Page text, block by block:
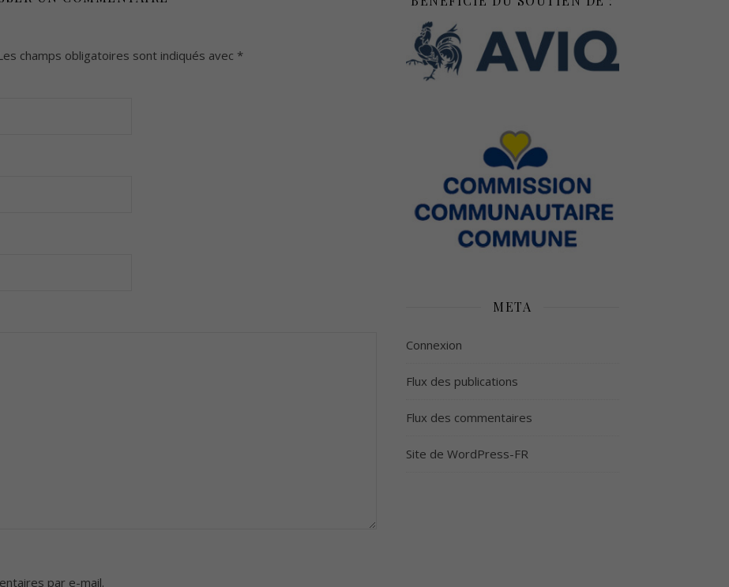
champs obligatoires sont indiqués avec *
par e-mail.
META
Connexion
Flux des publications
Flux des commentaires
Site de WordPress-FR